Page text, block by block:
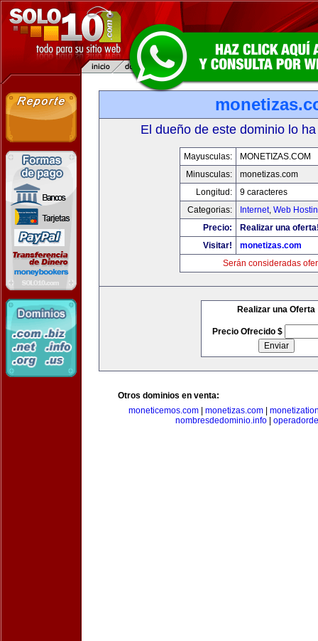
El dueño de este dominio lo
Mayusculas:
MONETIZAS.COM
Minusculas:
monetizas.com
Longitud:
9 caracteres
Categorias:
Internet, Web
Precio:
Realizar una
Visitar!
monetizas.com
Serán consideradas
Realizar una Oferta
Precio Ofrecido $
Otros dominios en venta:
moneticemos.com
monetizas.com
nombresdedominio.info